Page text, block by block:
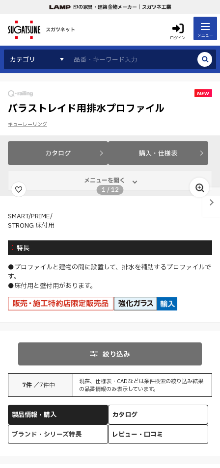
印の家具・建築金物メーカー｜スガツネ工業
スガツネット
ログイン メニュー
カテゴリ
バラストレイド用排水プロファイル
キューレーリング
カタログ 購入・仕様表
メニューを開く
1 /12
SMART/PRIME/
STRONG 床付用
特長
●プロファイルと建物の間に設置して、排水を補助するプロファイルで
す。
●床付用と壁付用があります。
絞り込み
7件 ／7件中
現在、仕様表・CADなどは条件検索の絞り込み結果
の品番情報のみ表示しています。
製品情報・購入
カタログ
ブランド・シリーズ特長
レビュー・口コミ